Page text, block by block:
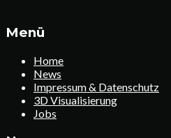
Menü
Home
News
Impressum & Datenschutz
3D Visualisierung
Jobs